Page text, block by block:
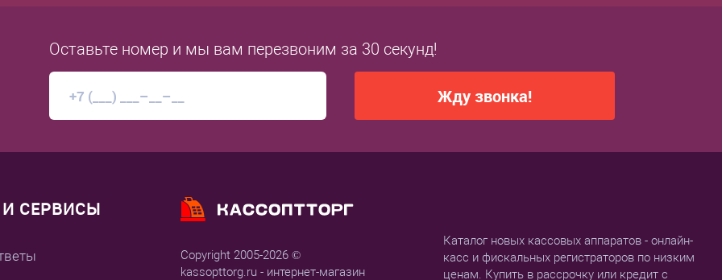
Оставьте номер и мы вам перезвоним за 30 секунд!
Жду звонка!
СЕРВИСЫ
Copyright 2005-2026 ©
kassopttorg.ru - интернет-магазин
Каталог новых кассовых аппаратов - онлайн-
касс и фискальных регистраторов по низким
ценам. Купить в рассрочку или кредит с